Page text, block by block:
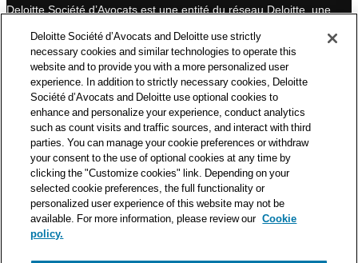
Deloitte Société d’Avocats est une entité du réseau Deloitte, une
professionnels et à ce titre, travaille avec les 50 000 fiscalistes
et juristes de Deloitte situés dans 150 pays.
Les informations contenues sur ce blog ont pour objectif
d’informer ses lecteurs de manière générale. Elles ne peuvent
en aucun cas se substituer à un conseil délivré par un
professionnel en fonction d’une situation donnée. Un soin
particulier est apporté à la rédaction de nos articles, néanmoins
Deloitte Société d’Avocats décline toute responsabilité relative
aux éventuelles erreurs et omissions qu’ils pourraient contenir.​
Deloitte Société d’Avocats and Deloitte use strictly
necessary cookies and similar technologies to operate this
website and to provide you with a more personalized user
experience. In addition to strictly necessary cookies, Deloitte
Société d’Avocats and Deloitte use optional cookies to
enhance and personalize your experience, conduct analytics
such as count visits and traffic sources, and interact with third
parties. You can manage your cookie preferences or withdraw
your consent to the use of optional cookies at any time by
clicking the "Customize cookies" link. Depending on your
selected cookie preferences, the full functionality or
personalized user experience of this website may not be
available. For more information, please review our Cookie
policy.